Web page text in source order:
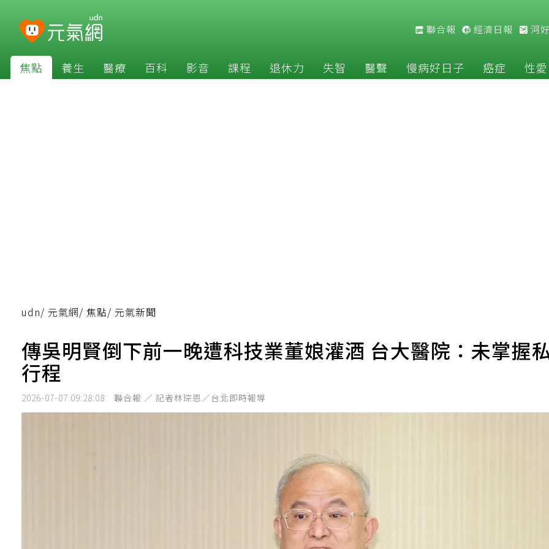
聯合報 經濟日報 河
焦點 養生 醫療 百科 影音 課程 退休力 失智 醫聲 慢病好日子 癌症 性愛
udn/ 元氣網/ 焦點/ 元氣新聞
傳吳明賢倒下前一晚遭科技業董娘灌酒 台大醫院：未掌握
行程
2026-07-07 09:28:08 聯合報 ／ 記者林琮恩／台北即時報導